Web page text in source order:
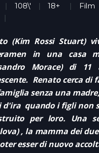
108\' 18+ Film
(Kim Rossi Stuart)
in una casa
Morace) di
Renato cerca di
senza una
d'ira quando i figli non
per loro. Una
, la mamma dei
esser di nuovo